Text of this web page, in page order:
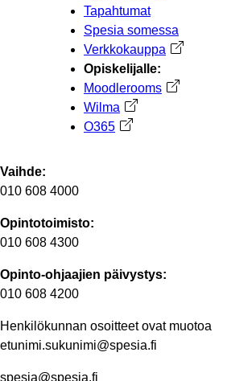
Tapahtumat
Spesia somessa
Verkkokauppa Avautuu
Opiskelijalle:
Moodlerooms Avautuu
Wilma Avautuu uuteen
O365 Avautuu uuteen
Vaihde:
010 608 4000
Opintotoimisto:
010 608 4300
Opinto-ohjaajien päivystys:
010 608 4200
Henkilökunnan osoitteet ovat muotoa
etunimi.sukunimi@spesia.fi
spesia@spesia.fi